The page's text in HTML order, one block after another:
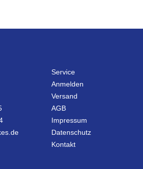
Service
Anmelden
Versand
AGB
Impressum
Datenschutz
Kontakt